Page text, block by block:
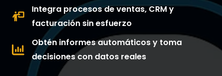
Integra procesos de ventas, CRM y
facturación sin esfuerzo
Obtén informes automáticos y toma
decisiones con datos reales